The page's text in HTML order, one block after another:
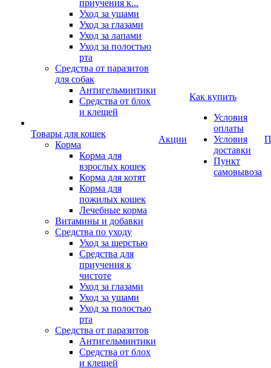
приучения к...
Уход за ушами
Уход за глазами
Уход за лапами
Уход за полостью
рта
Средства от паразитов
для собак
Антигельминтики
Средства от блох
и клещей
Товары для кошек
Корма
Корма для
взрослых кошек
Корма для котят
Корма для
пожилых кошек
Лечебные корма
Витамины и добавки
Средства по уходу
Уход за шерстью
Средства для
приучения к
чистоте
Уход за глазами
Уход за ушами
Уход за полостью
рта
Средства от паразитов
Антигельминтики
Средства от блох
и клещей
Акции
Как купить
Условия
оплаты
Условия
доставки
Пункт
самовывоза